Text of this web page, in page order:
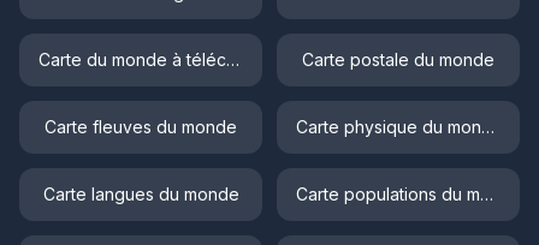
Carte du monde à télécharger Carte postale du monde
Carte fleuves du monde Carte physique du monde
Carte langues du monde Carte populations du monde